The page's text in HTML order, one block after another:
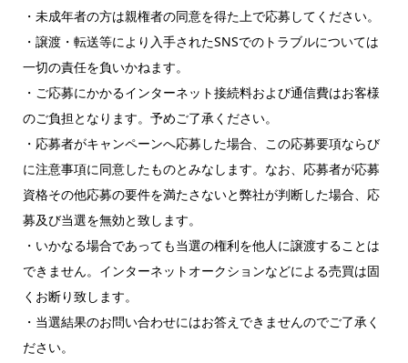
・未成年者の方は親権者の同意を得た上で応募してください。
・譲渡・転送等により入手されたSNSでのトラブルについては
一切の責任を負いかねます。
・ご応募にかかるインターネット接続料および通信費はお客様
のご負担となります。予めご了承ください。
・応募者がキャンペーンへ応募した場合、この応募要項ならび
に注意事項に同意したものとみなします。なお、応募者が応募
資格その他応募の要件を満たさないと弊社が判断した場合、応
募及び当選を無効と致します。
・いかなる場合であっても当選の権利を他人に譲渡することは
できません。インターネットオークションなどによる売買は固
くお断り致します。
・当選結果のお問い合わせにはお答えできませんのでご了承く
ださい。